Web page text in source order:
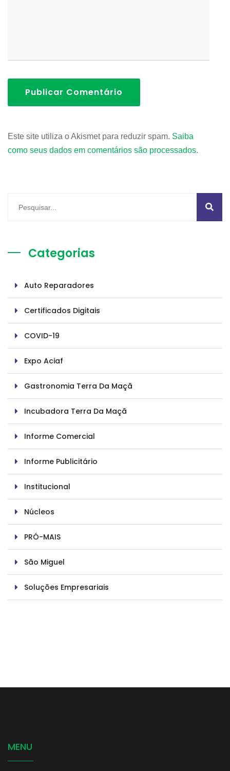
Publicar Comentário
Este site utiliza o Akismet para reduzir spam. Saiba
como seus dados em comentários são processados.
Categorias
Auto Reparadores
Certificados Digitais
COVID-19
Expo Aciaf
Gastronomia Terra Da Maçã
Incubadora Terra Da Maçã
Informe Comercial
Informe Publicitário
Institucional
Núcleos
PRÓ-MAIS
São Miguel
Soluções Empresariais
MENU